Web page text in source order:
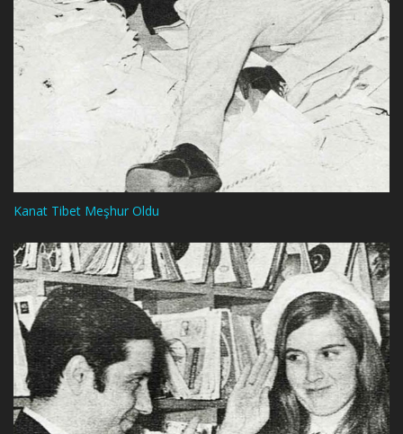
Kanat Tibet Meşhur Oldu